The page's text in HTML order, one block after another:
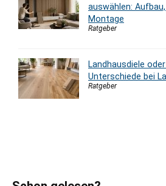
auswählen:
Montage
Ratgeber
Landhausdiele
Unterschiede bei
Ratgeber